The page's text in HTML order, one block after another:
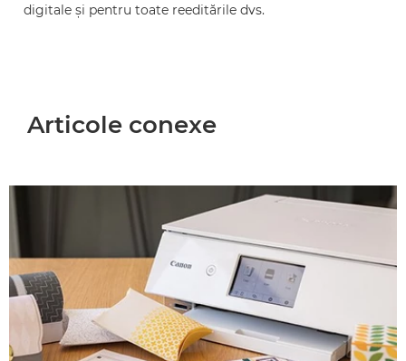
digitale şi pentru toate reeditările dvs.
Articole conexe